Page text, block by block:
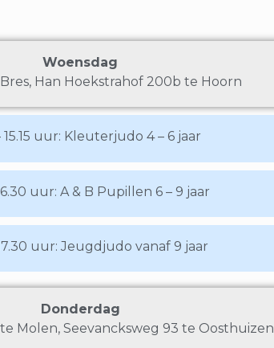
Woensdag
Han Hoekstrahof 200b te Hoorn
15.15 uur: Kleuterjudo 4 – 6 jaar
uur: A & B Pupillen 6 – 9 jaar
uur: Jeugdjudo vanaf 9 jaar
Donderdag
Molen, Seevancksweg 93 te Oosthuizen